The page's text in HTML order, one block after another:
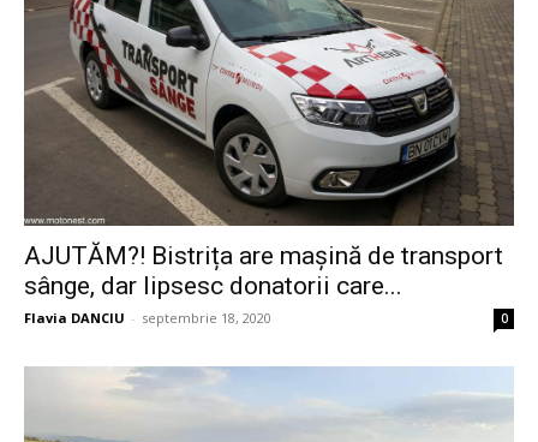
AJUTĂM?! Bistrița are mașină de transport
sânge, dar lipsesc donatorii care...
Flavia DANCIU - septembrie 18, 2020 0